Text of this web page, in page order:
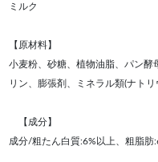
ミルク
【原材料】
小麦粉、砂糖、植物油脂、パン酵
リン、膨張剤、ミネラル類(ナト
【成分】
成分/粗たん白質:6%以上、粗脂